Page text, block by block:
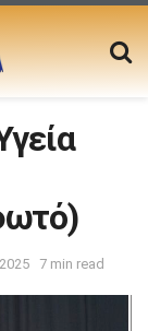
7 min read